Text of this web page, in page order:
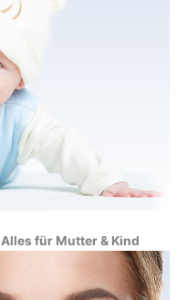
Alles für Mutter & Kind